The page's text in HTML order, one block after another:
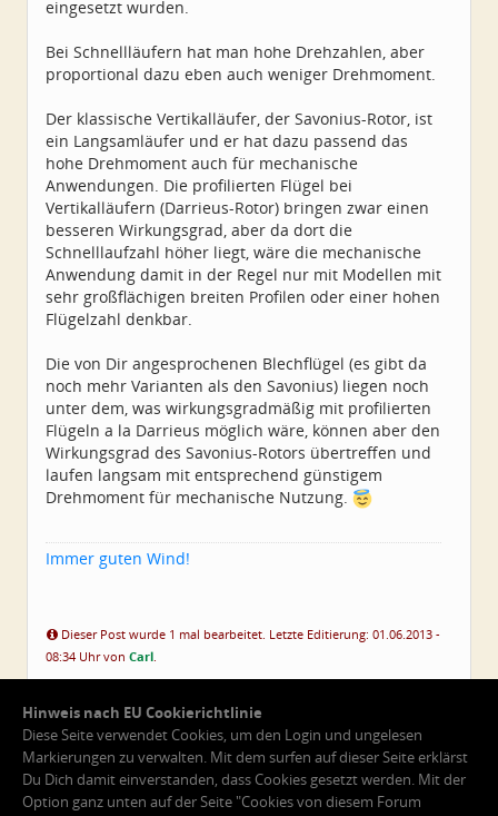
eingesetzt wurden.
Bei Schnellläufern hat man hohe Drehzahlen, aber
proportional dazu eben auch weniger Drehmoment.
Der klassische Vertikalläufer, der Savonius-Rotor, ist
ein Langsamläufer und er hat dazu passend das
hohe Drehmoment auch für mechanische
Anwendungen. Die profilierten Flügel bei
Vertikalläufern (Darrieus-Rotor) bringen zwar einen
besseren Wirkungsgrad, aber da dort die
Schnelllaufzahl höher liegt, wäre die mechanische
Anwendung damit in der Regel nur mit Modellen mit
sehr großflächigen breiten Profilen oder einer hohen
Flügelzahl denkbar.
Die von Dir angesprochenen Blechflügel (es gibt da
noch mehr Varianten als den Savonius) liegen noch
unter dem, was wirkungsgradmäßig mit profilierten
Flügeln a la Darrieus möglich wäre, können aber den
Wirkungsgrad des Savonius-Rotors übertreffen und
laufen langsam mit entsprechend günstigem
Drehmoment für mechanische Nutzung.
Immer guten Wind!
Dieser Post wurde 1 mal bearbeitet. Letzte Editierung: 01.06.2013 -
08:34 Uhr von Carl.
Hinweis nach EU Cookierichtlinie
Diese Seite verwendet Cookies, um den Login und ungelesen
Markierungen zu verwalten. Mit dem surfen auf dieser Seite erklärst
Du Dich damit einverstanden, dass Cookies gesetzt werden. Mit der
Option ganz unten auf der Seite "Cookies von diesem Forum